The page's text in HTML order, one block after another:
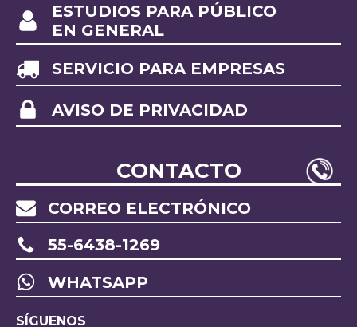
ESTUDIOS PARA PÚBLICO
EN GENERAL
SERVICIO PARA EMPRESAS
AVISO DE PRIVACIDAD
CONTACTO
CORREO ELECTRÓNICO
55-6438-1269
WHATSAPP
SÍGUENOS